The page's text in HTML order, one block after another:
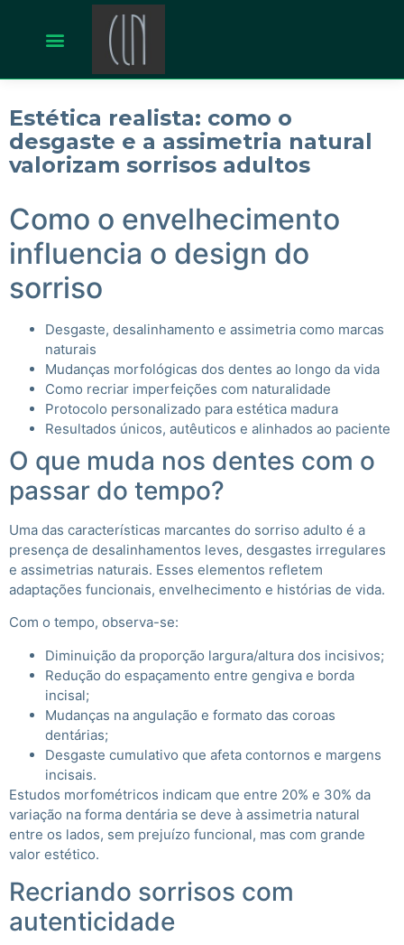
Estética realista: como o
desgaste e a assimetria natural
valorizam sorrisos adultos
Como o envelhecimento
influencia o design do
sorriso
Desgaste, desalinhamento e assimetria como marcas
naturais
Mudanças morfológicas dos dentes ao longo da vida
Como recriar imperfeições com naturalidade
Protocolo personalizado para estética madura
Resultados únicos, autêuticos e alinhados ao paciente
O que muda nos dentes com o
passar do tempo?
Uma das características marcantes do sorriso adulto é a
presença de desalinhamentos leves, desgastes irregulares
e assimetrias naturais. Esses elementos refletem
adaptações funcionais, envelhecimento e histórias de vida.
Com o tempo, observa-se:
Diminuição da proporção largura/altura dos incisivos;
Redução do espaçamento entre gengiva e borda
incisal;
Mudanças na angulação e formato das coroas
dentárias;
Desgaste cumulativo que afeta contornos e margens
incisais.
Estudos morfométricos indicam que entre 20% e 30% da
variação na forma dentária se deve à assimetria natural
entre os lados, sem prejuízo funcional, mas com grande
valor estético.
Recriando sorrisos com
autenticidade